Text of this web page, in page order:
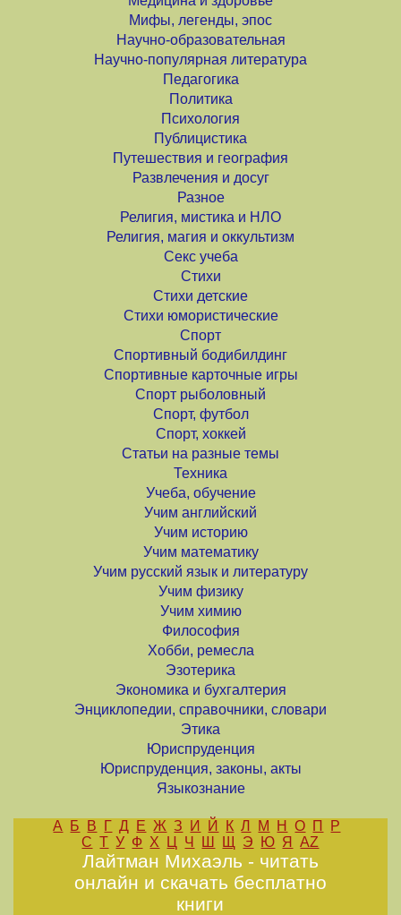
Мифы, легенды, эпос
Научно-образовательная
Научно-популярная литература
Педагогика
Политика
Психология
Публицистика
Путешествия и география
Развлечения и досуг
Разное
Религия, мистика и НЛО
Религия, магия и оккультизм
Секс учеба
Стихи
Стихи детские
Стихи юмористические
Спорт
Спортивный бодибилдинг
Спортивные карточные игры
Спорт рыболовный
Спорт, футбол
Спорт, хоккей
Статьи на разные темы
Техника
Учеба, обучение
Учим английский
Учим историю
Учим математику
Учим русский язык и литературу
Учим физику
Учим химию
Философия
Хобби, ремесла
Эзотерика
Экономика и бухгалтерия
Энциклопедии, справочники, словари
Этика
Юриспруденция
Юриспруденция, законы, акты
Языкознание
А Б В Г Д Е Ж З И Й К Л М Н О П
Р
С Т У Ф Х Ц Ч Ш Щ Э Ю Я AZ
Лайтман Михаэль - читать
онлайн и скачать бесплатно
книги